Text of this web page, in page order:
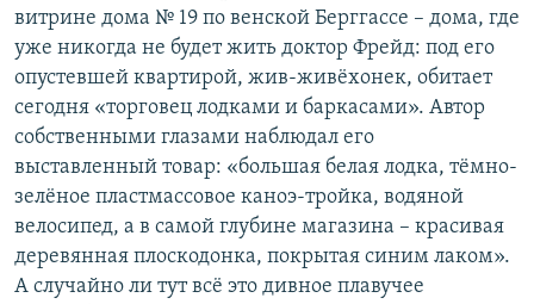
витрине дома № 19 по венской Берггассе – дома, где
уже никогда не будет жить доктор Фрейд: под его
опустевшей квартирой, жив-живёхонек, обитает
сегодня «торговец лодками и баркасами». Автор
собственными глазами наблюдал его
выставленный товар: «большая белая лодка, тёмно-
зелёное пластмассовое каноэ-тройка, водяной
велосипед, а в самой глубине магазина – красивая
деревянная плоскодонка, покрытая синим лаком».
А случайно ли тут всё это дивное плавучее